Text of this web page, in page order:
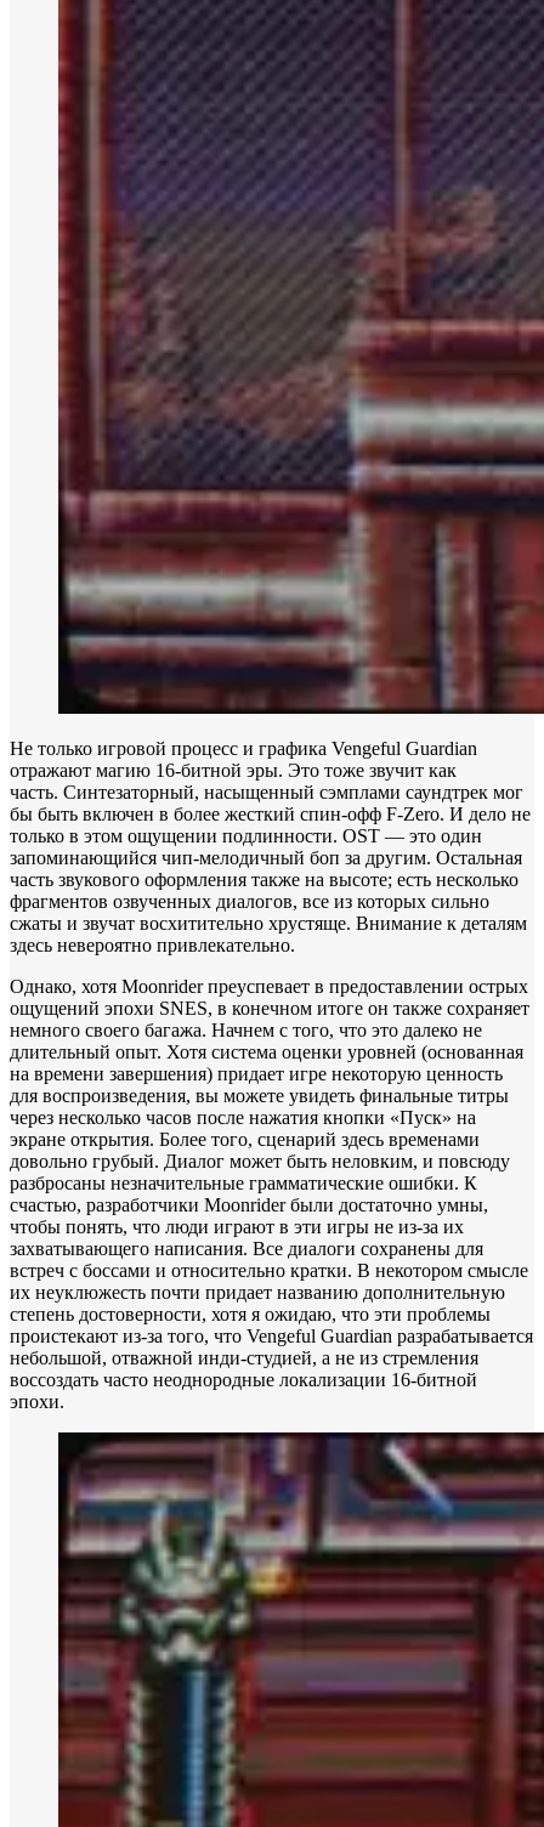
Не только игровой процесс и графика Vengeful Guardian
отражают магию 16-битной эры. Это тоже звучит как
часть. Синтезаторный, насыщенный сэмплами саундтрек мог
бы быть включен в более жесткий спин-офф F-Zero. И дело не
только в этом ощущении подлинности. OST — это один
запоминающийся чип-мелодичный боп за другим. Остальная
часть звукового оформления также на высоте; есть несколько
фрагментов озвученных диалогов, все из которых сильно
сжаты и звучат восхитительно хрустяще. Внимание к деталям
здесь невероятно привлекательно.
Однако, хотя Moonrider преуспевает в предоставлении острых
ощущений эпохи SNES, в конечном итоге он также сохраняет
немного своего багажа. Начнем с того, что это далеко не
длительный опыт. Хотя система оценки уровней (основанная
на времени завершения) придает игре некоторую ценность
для воспроизведения, вы можете увидеть финальные титры
через несколько часов после нажатия кнопки «Пуск» на
экране открытия. Более того, сценарий здесь временами
довольно грубый. Диалог может быть неловким, и повсюду
разбросаны незначительные грамматические ошибки. К
счастью, разработчики Moonrider были достаточно умны,
чтобы понять, что люди играют в эти игры не из-за их
захватывающего написания. Все диалоги сохранены для
встреч с боссами и относительно кратки. В некотором смысле
их неуклюжесть почти придает названию дополнительную
степень достоверности, хотя я ожидаю, что эти проблемы
проистекают из-за того, что Vengeful Guardian разрабатывается
небольшой, отважной инди-студией, а не из стремления
воссоздать часто неоднородные локализации 16-битной
эпохи.